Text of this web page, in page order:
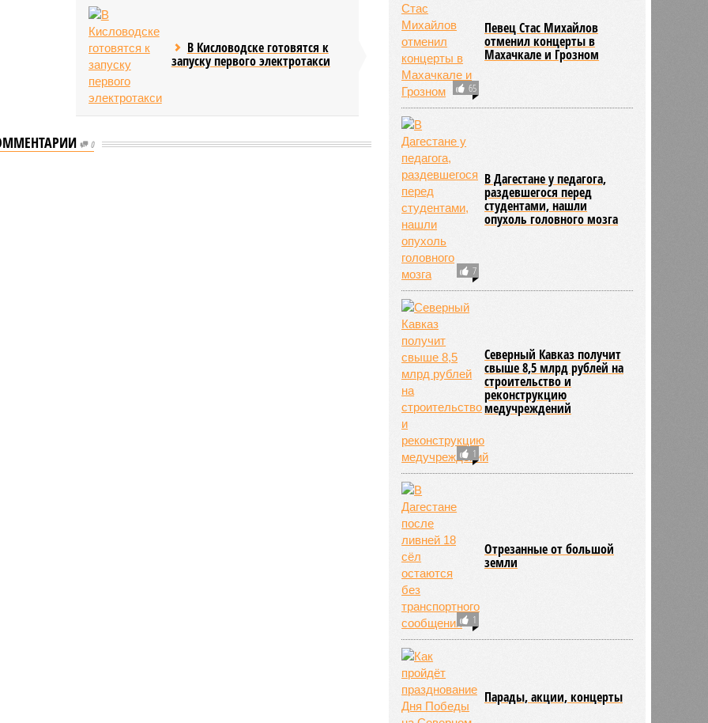
В Кисловодске готовятся к
запуску первого электротакси
0
65
Певец Стас Михайлов
отменил концерты в
Махачкале и Грозном
7
В Дагестане у педагога,
раздевшегося перед
студентами, нашли
опухоль головного мозга
1
Северный Кавказ получит
свыше 8,5 млрд рублей на
строительство и
реконструкцию
медучреждений
1
Отрезанные от большой
земли
Парады, акции, концерты